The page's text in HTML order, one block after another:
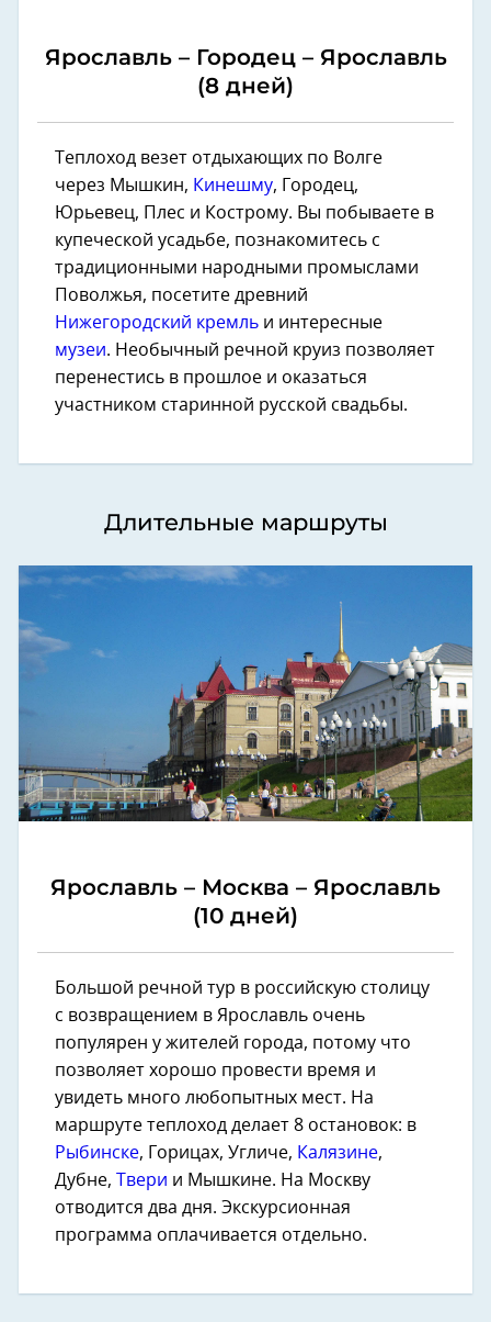
Ярославль – Городец – Ярославль
(8 дней)
Теплоход везет отдыхающих по Волге
через Мышкин, Кинешму, Городец,
Юрьевец, Плес и Кострому. Вы побываете в
купеческой усадьбе, познакомитесь с
традиционными народными промыслами
Поволжья, посетите древний
Нижегородский кремль и интересные
музеи. Необычный речной круиз позволяет
перенестись в прошлое и оказаться
участником старинной русской свадьбы.
Длительные маршруты
Ярославль – Москва – Ярославль
(10 дней)
Большой речной тур в российскую столицу
с возвращением в Ярославль очень
популярен у жителей города, потому что
позволяет хорошо провести время и
увидеть много любопытных мест. На
маршруте теплоход делает 8 остановок: в
Рыбинске, Горицах, Угличе, Калязине,
Дубне,
Твери и Мышкине. На Москву
отводится два дня. Экскурсионная
программа оплачивается отдельно.